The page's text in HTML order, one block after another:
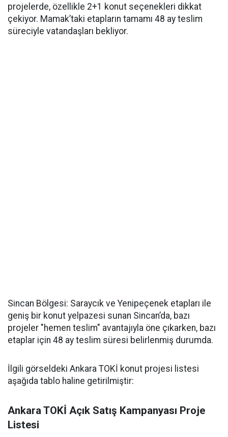
projelerde, özellikle 2+1 konut seçenekleri dikkat
çekiyor. Mamak’taki etapların tamamı 48 ay teslim
süreciyle vatandaşları bekliyor.
Sincan Bölgesi: Saraycık ve Yenipeçenek etapları ile
geniş bir konut yelpazesi sunan Sincan’da, bazı
projeler "hemen teslim" avantajıyla öne çıkarken, bazı
etaplar için 48 ay teslim süresi belirlenmiş durumda.
İlgili görseldeki Ankara TOKİ konut projesi listesi
aşağıda tablo haline getirilmiştir:
Ankara TOKİ Açık Satış Kampanyası Proje
Listesi